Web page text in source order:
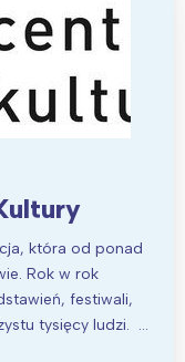
która od ponad
Rok w rok
festiwali,
tysięcy ludzi. …